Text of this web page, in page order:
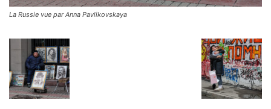
La Russie vue par Anna Pavlikovskaya